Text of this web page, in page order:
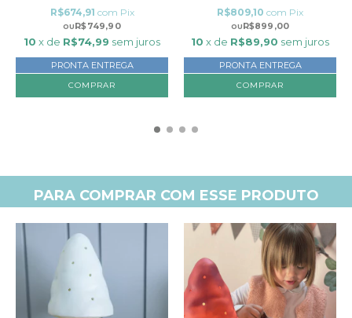
R$749,90
R$674,91 com Pix
10 x de R$74,99 sem juros
PRONTA ENTREGA
R$899,00
R$809,10 com Pix
10 x de R$89,90 sem juros
PRONTA ENTREGA
PARA COMPRAR COM ESSE PRODUTO